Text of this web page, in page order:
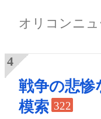
オリコンニュ
戦争の悲惨
模索 322